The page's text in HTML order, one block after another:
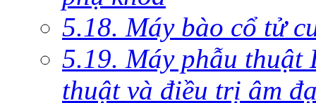
5.18. Máy bào cổ tử
5.19. Máy phẫu thuật
thuật và điều trị âm